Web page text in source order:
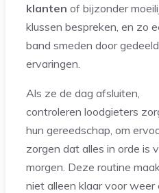
klanten of bijzonder
klussen bespreken, en zo
band smeden door
ervaringen.
Als ze de dag afsluiten,
controleren loodgieters
hun gereedschap, om
zorgen dat alles in orde is
morgen. Deze routine
niet alleen klaar voor weer